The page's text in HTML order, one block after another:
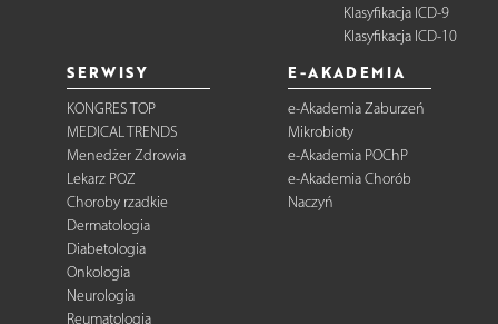
Klasyfikacja ICD-9
Klasyfikacja ICD-10
SERWISY
KONGRES TOP
MEDICAL TRENDS
Menedżer Zdrowia
Lekarz POZ
Choroby rzadkie
Dermatologia
Diabetologia
Onkologia
Neurologia
Reumatologia
E-AKADEMIA
e-Akademia Zaburzeń
Mikrobioty
e-Akademia POChP
e-Akademia Chorób
Naczyń